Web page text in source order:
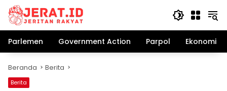
Langsung
konten
Parlemen
Government Action Parpol Ekonomi
Beranda Berita
Berita